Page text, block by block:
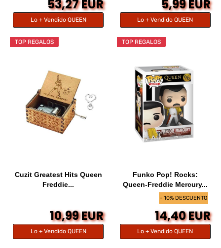
53,27 EUR
Lo + Vendido QUEEN
5,99 EUR
Lo + Vendido QUEEN
TOP REGALOS
Cuzit Greatest Hits Queen
Freddie...
10,99 EUR
Lo + Vendido QUEEN
- 10% DESCUENTO
TOP REGALOS
Funko Pop! Rocks:
Queen-Freddie Mercury...
14,40 EUR
Lo + Vendido QUEEN